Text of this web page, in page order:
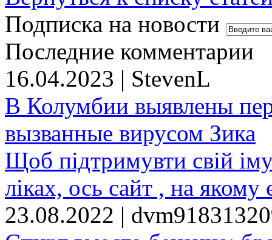
Подписка на новости
Последние комментарии
16.04.2023 | StevenL
В Колумбии выявлены
вызванные вирусом Зика
Щоб підтримувти свій
ліках, ось сайт , на якому
23.08.2022 |